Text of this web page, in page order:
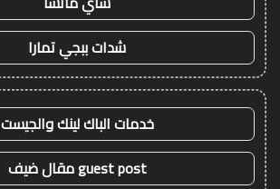
شدات ببجي تمارا
خدمات الباك لينك والجيست
guest post مقال ضيف